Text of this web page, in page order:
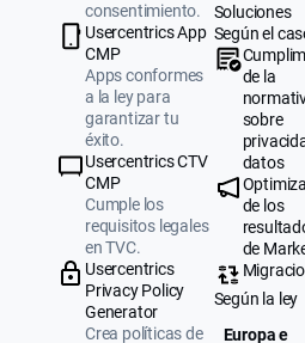
consentimiento.
Usercentrics App
CMP
Apps conformes
a la ley para
garantizar tu
éxito.
Usercentrics CTV
CMP
Cumple los
requisitos legales
en TVC.
Usercentrics
Privacy Policy
Generator
Crea políticas de
Soluciones
Según el
de la
sobre
datos
de los
de
Según la ley
Europa e